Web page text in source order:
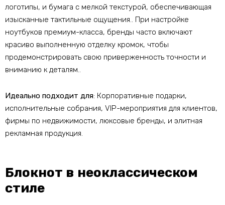
логотипы, и бумага с мелкой текстурой, обеспечивающая
изысканные тактильные ощущения.. При настройке
ноутбуков премиум-класса, бренды часто включают
красиво выполненную отделку кромок, чтобы
продемонстрировать свою приверженность точности и
вниманию к деталям..
Идеально подходит для: Корпоративные подарки,
исполнительные собрания, VIP-мероприятия для клиентов,
фирмы по недвижимости, люксовые бренды, и элитная
рекламная продукция.
Блокнот в неоклассическом
стиле